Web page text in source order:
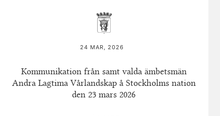
24 MAR, 2026
Kommunikation från samt valda ämbetsmän
Andra Lagtima Vårlandskap å Stockholms nation
den 23 mars 2026